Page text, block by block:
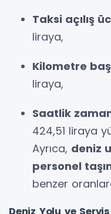
Taksi açılış
liraya,
Kilometre
liraya,
Saatlik
424,51 liraya
Ayrıca, deniz
personel
benzer
Deniz Yolu ve